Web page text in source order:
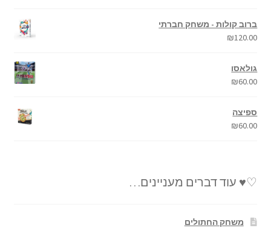
ברוב קולות - משחק חברתי
₪120.00
גולאסו
₪60.00
ספיצה
₪60.00
♡♥ עוד דברים מעניינים…
משחק החתולים